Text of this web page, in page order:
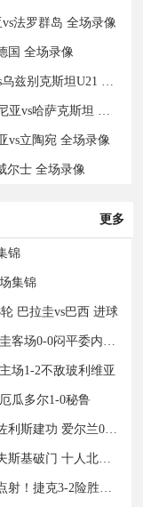
法罗群岛 全场录像
国 全场录像
2024年09月10日 足球友谊赛 中国男足U21vs乌兹别克斯坦U21 全场录像
2024年09月10日 欧国联B联赛第2轮 斯洛文尼亚vs哈萨克斯坦 全场录像
vs立陶宛 全场录像
尔士 全场录像
更多
锦
集锦
巴拉圭vs巴西 进球
2024年09月11日 世预赛-龙东进球被吹 乌拉圭客场0-0闷平委内瑞拉
场1-2不敌玻利维亚
瓜多尔1-0秘鲁
2024年09月11日 欧国联-伊奥尼迪斯破门斯佐利斯建功 爱尔兰0-2希腊
2024年09月11日 欧国联-巴尔迪任意球米诺夫斯基破门 十人北马其顿2-0亚美尼亚
2024年09月11日 欧国联-舒尔茨双响绍切克点射！捷克3-2险胜乌克兰